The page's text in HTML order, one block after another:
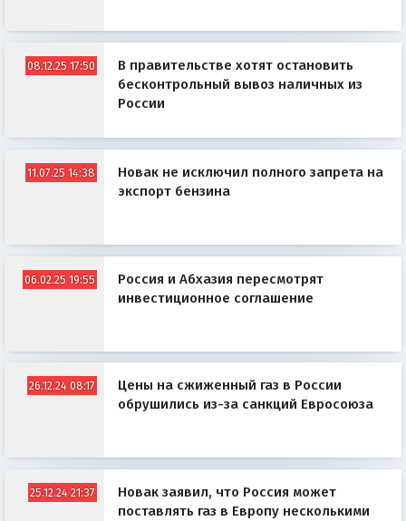
08.12.25 17:50
В правительстве хотят остановить
бесконтрольный вывоз наличных из
России
11.07.25 14:38
Новак не исключил полного запрета на
экспорт бензина
06.02.25 19:55
Россия и Абхазия пересмотрят
инвестиционное соглашение
26.12.24 08:17
Цены на сжиженный газ в России
обрушились из-за санкций Евросоюза
25.12.24 21:37
Новак заявил, что Россия может
поставлять газ в Европу несколькими